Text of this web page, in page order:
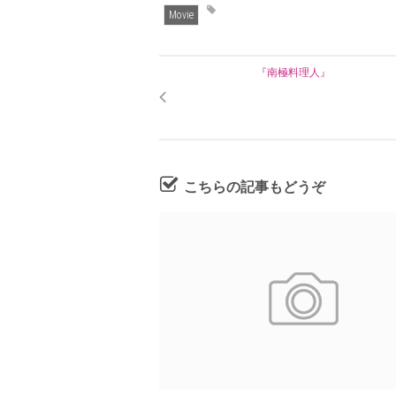
Movie
『南極料理人』
こちらの記事もどうぞ